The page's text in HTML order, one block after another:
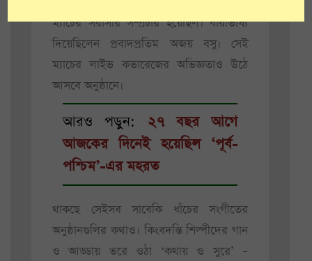
ম্যাচের সরাসরি সম্প্রচার হয়েছিল। ধারাভাষ্য
দিয়েছিলেন প্রবাদপ্রতিম অজয় বসু। সেই
ম্যাচের লাইভ কভারেজের অভিজ্ঞতাও উঠে
আসবে অনুষ্ঠানে।
আরও পড়ুন: ২৭ বছর আগে
আজকের দিনেই হয়েছিল ‘পূর্ব-
পশ্চিম’-এর মহরত
থাকছে সেইসব সাবেকি ধাঁচের সংগীতের
অনুষ্ঠানগুলির কথাও। কিংবদন্তি শিল্পীদের গান
ও আড্ডায় ভরে ওঠা ‘কথায় ও সুরে’ –